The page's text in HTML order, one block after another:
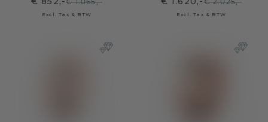
Excl. Tax & BTW Excl. Tax & BTW